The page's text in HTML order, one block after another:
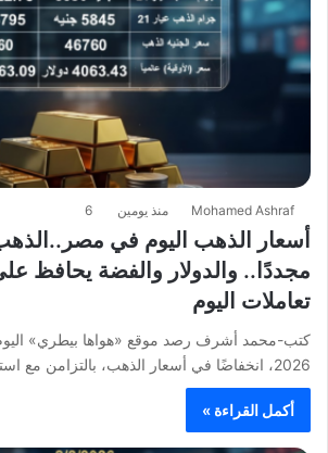
Mohamed Ashraf منذ يومين 6
أسعار الذهب اليوم في
مجددًا.. والدولار والفضة يحافظ
تعاملات اليوم
2026، انخفاضًا في أسعار الذهب، بالتزامن مع استقرار أسعار الدولار…
أكمل القراءة »